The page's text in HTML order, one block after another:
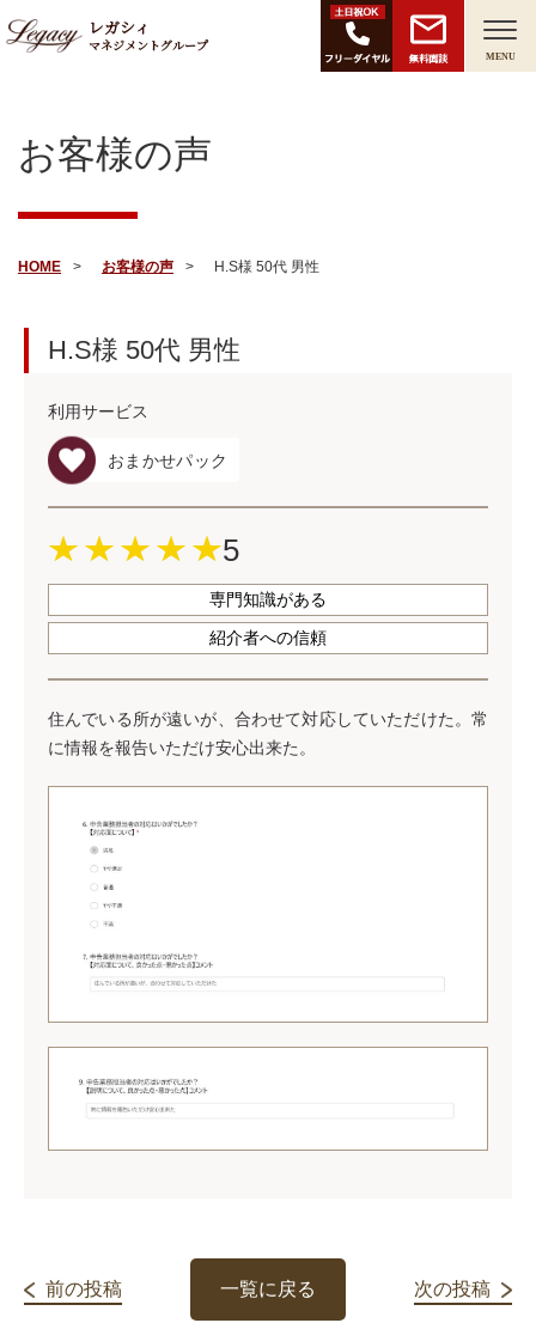
レガシィ
マネジメントグループ
無料面談 MENU
お客様の声
HOME お客様の声 H.S様 50代 男性
H.S様 50代 男性
利用サービス
おまかせパック
5
専門知識がある
紹介者への信頼
住んでいる所が遠いが、合わせて対応していただけた。常
に情報を報告いただけ安⼼出来た。
前の投稿 一覧に戻る 次の投稿